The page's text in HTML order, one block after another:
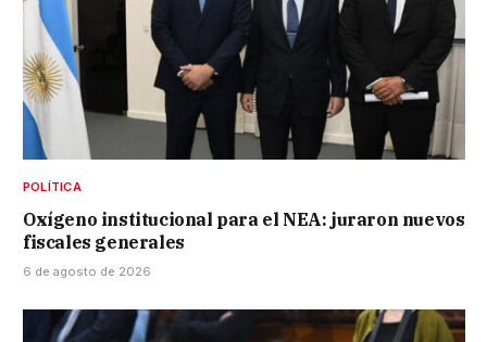
POLÍTICA
Oxígeno institucional para el NEA: juraron nuevos
fiscales generales
6 de agosto de 2026